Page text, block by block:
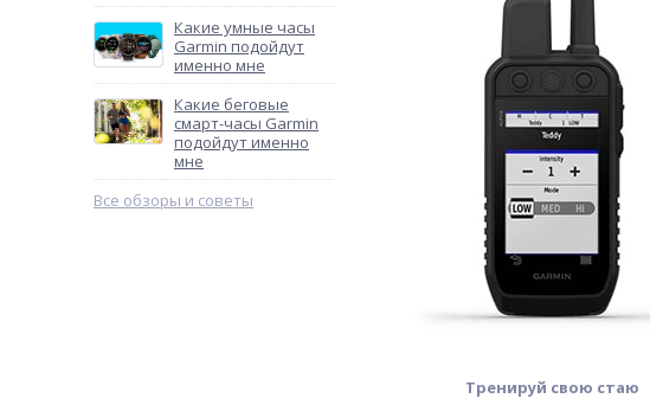
Какие умные часы
Garmin подойдут
именно мне
Какие беговые
смарт-часы Garmin
подойдут именно
мне
Все обзоры и советы
Тренируй свою стаю